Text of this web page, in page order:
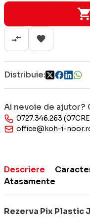
Distribuie:
Ai nevoie de ajutor?
0727.346.263
office@koh-i-
Descriere
Atasamente
Rezerva Pix Plastic